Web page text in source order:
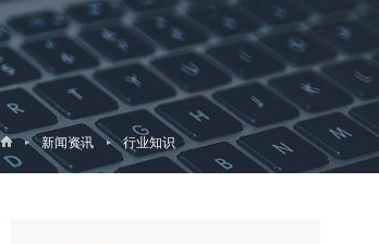
新闻资讯 行业知识